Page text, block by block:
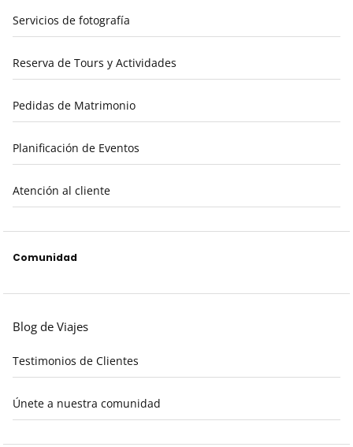
Servicios de fotografía
Reserva de Tours y Actividades
Pedidas de Matrimonio
Planificación de Eventos
Atención al cliente
Comunidad
Blog de Viajes
Testimonios de Clientes
Únete a nuestra comunidad